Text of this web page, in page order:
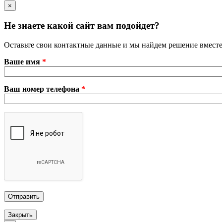
×
Не знаете какой сайт вам подойдет?
Оставьте свои контактные данные и мы найдем решение
Ваше имя *
Ваш номер телефона *
Закрыть